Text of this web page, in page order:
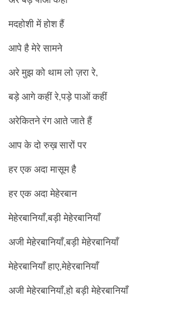
मदहोशी में होश हैं
आपे है मेरे सामने
अरे मुझ को थाम लो ज़रा रे,
बड़े आगे कहीं रे,पड़े पाओं कहीं
अरेकितने रंग आते जाते हैं
आप के दो रुख़ सारों पर
हर एक अदा मासूम है
हर एक अदा मेहेरबान
मेहेरबानियाँ,बड़ी मेहेरबानियाँ
अजी मेहेरबानियाँ,बड़ी मेहेरबानियाँ
मेहेरबानियाँ हाए,मेहेरबानियाँ
अजी मेहेरबानियाँ,हो बड़ी मेहेरबानियाँ